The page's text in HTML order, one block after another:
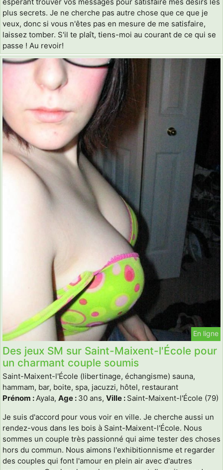
espérant trouver vos messages pour satisfaire mes désirs les
plus secrets. Je ne cherche pas autre chose que ce que je
veux, donc si vous n'êtes pas en mesure de me satisfaire,
laissez tomber. S'il te plaît, tiens-moi au courant de ce qui se
passe ! Au revoir!
En ligne
Des jeux SM sur Saint-Maixent-l'École pour
un charmant couple soumis
Saint-Maixent-l'École (libertinage, échangisme) sauna,
hammam, bar, boite, spa, jacuzzi, hôtel, restaurant
Prénom :Ayala, Age : 30 ans, Ville : Saint-Maixent-l'École (79)
Je suis d'accord pour vous voir en ville. Je cherche aussi un
rendez-vous dans les bois à Saint-Maixent-l'École. Nous
sommes un couple très passionné qui aime tester des choses
hors du commun. Nous aimons l'exhibitionnisme et regarder
des couples qui font l'amour en plein air avec d'autres